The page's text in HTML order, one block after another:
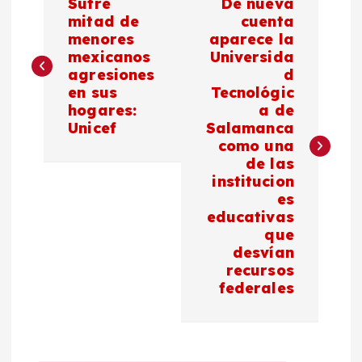
v
mitad de
menores
mexicanos
agresiones
en sus
hogares:
Unicef
cuenta
aparece la
Universida
d
Tecnológic
a de
Salamanca
como una
de las
institucion
es
educativas
que
desvían
recursos
federales